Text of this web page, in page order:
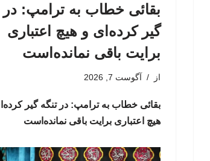
بقائی خطاب به ترامپ: در
گیر کرده‌ای و هیچ اعتباری
برایت باقی نمانده‌است
از آگوست 7, 2026
بقائی خطاب به ترامپ: در تنگه گیر
هیچ اعتباری برایت باقی نمانده‌است